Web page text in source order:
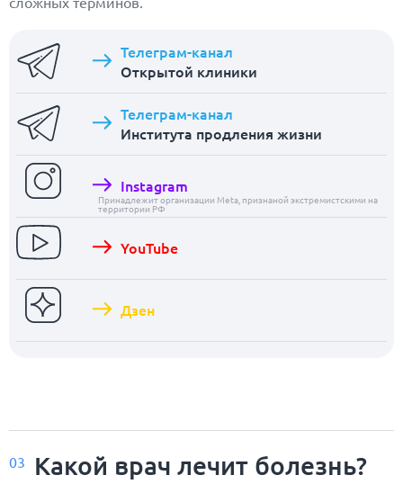
Телеграм-канал
Открытой клиники
Телеграм-канал
Института продления жизни
Instagram
Принадлежит организации Meta, признаной экстремистскими на
территории РФ
YouTube
Дзен
03 Какой врач лечит болезнь?